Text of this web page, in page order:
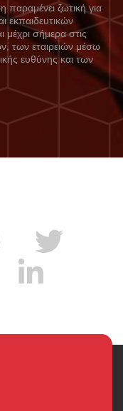
παραμένει ζωτική για
εκπαιδευτικών
σήμερα στις
των εταιρειών μέσω
ευθύνης και των